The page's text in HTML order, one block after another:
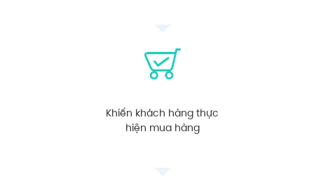
Khiến khách hàng thực
hiện mua hàng